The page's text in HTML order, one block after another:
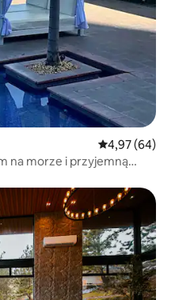
Średnia
4,97 (64)
na morze i przyjemną